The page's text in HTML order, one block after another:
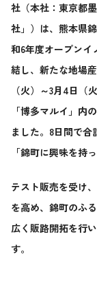
社（本社：東京都
社」）は、熊本県
和6年度オープンイ
結し、新たな地場
（火）～3月4日（
「博多マルイ」内
ました。8日間で
「錦町に興味を持
テスト販売を受け
を高め、錦町のふ
広く販路開拓を行
す。